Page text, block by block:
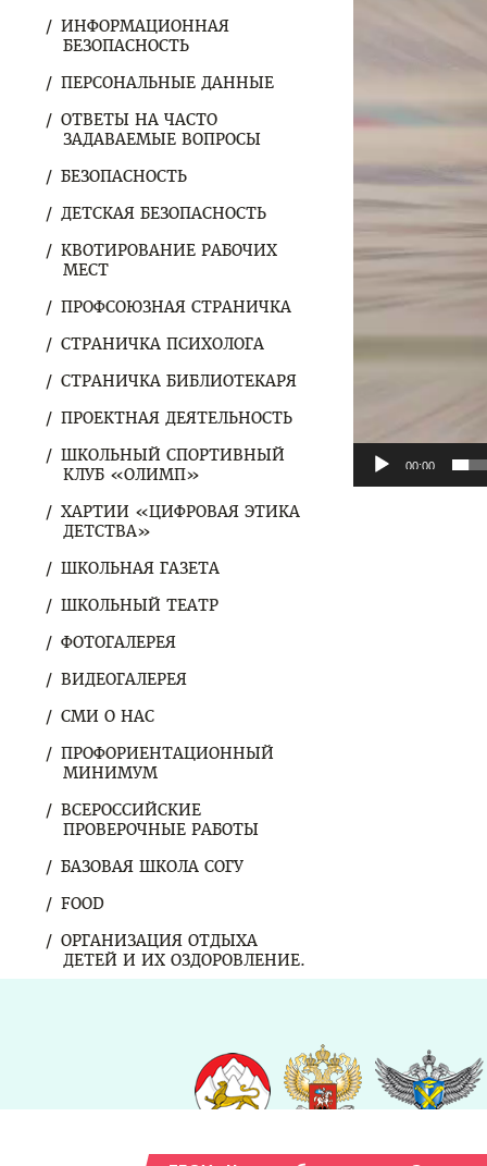
ИНФОРМАЦИОННАЯ
БЕЗОПАСНОСТЬ
ПЕРСОНАЛЬНЫЕ ДАННЫЕ
ОТВЕТЫ НА ЧАСТО
ЗАДАВАЕМЫЕ ВОПРОСЫ
БЕЗОПАСНОСТЬ
ДЕТСКАЯ БЕЗОПАСНОСТЬ
КВОТИРОВАНИЕ РАБОЧИХ
МЕСТ
ПРОФСОЮЗНАЯ СТРАНИЧКА
СТРАНИЧКА ПСИХОЛОГА
СТРАНИЧКА БИБЛИОТЕКАРЯ
ПРОЕКТНАЯ ДЕЯТЕЛЬНОСТЬ
ШКОЛЬНЫЙ СПОРТИВНЫЙ
КЛУБ «ОЛИМП»
ХАРТИИ «ЦИФРОВАЯ ЭТИКА
ДЕТСТВА»
ШКОЛЬНАЯ ГАЗЕТА
ШКОЛЬНЫЙ ТЕАТР
ФОТОГАЛЕРЕЯ
ВИДЕОГАЛЕРЕЯ
СМИ О НАС
ПРОФОРИЕНТАЦИОННЫЙ
МИНИМУМ
ВСЕРОССИЙСКИЕ
ПРОВЕРОЧНЫЕ РАБОТЫ
БАЗОВАЯ ШКОЛА СОГУ
FOOD
ОРГАНИЗАЦИЯ ОТДЫХА
ДЕТЕЙ И ИХ ОЗДОРОВЛЕНИЕ.
00:00